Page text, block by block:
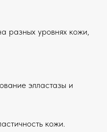
разных уровнях кожи,
элластазы и
кожи.